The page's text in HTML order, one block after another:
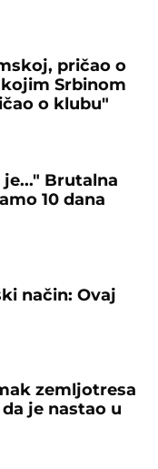
pričao o
Srbinom
o klubu"
Brutalna
10 dana
način: Ovaj
zemljotresa
je nastao u